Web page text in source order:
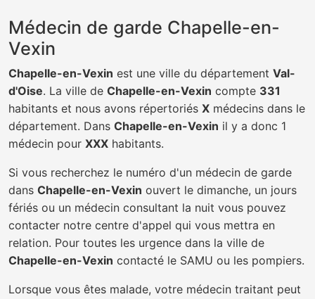
Médecin de garde Chapelle-en-
Vexin
Chapelle-en-Vexin est une ville du département Val-
d'Oise. La ville de Chapelle-en-Vexin compte 331
habitants et nous avons répertoriés X médecins dans le
département. Dans Chapelle-en-Vexin il y a donc 1
médecin pour XXX habitants.
Si vous recherchez le numéro d'un médecin de garde
dans Chapelle-en-Vexin ouvert le dimanche, un jours
fériés ou un médecin consultant la nuit vous pouvez
contacter notre centre d'appel qui vous mettra en
relation. Pour toutes les urgence dans la ville de
Chapelle-en-Vexin contacté le SAMU ou les pompiers.
Lorsque vous êtes malade, votre médecin traitant peut